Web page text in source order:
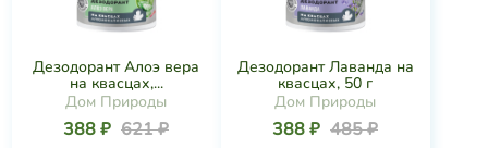
Дезодорант Алоэ вера
на квасцах,...
Дом Природы
388 ₽ 621 ₽
Дезодорант Лаванда на
квасцах, 50 г
Дом Природы
388 ₽ 485 ₽